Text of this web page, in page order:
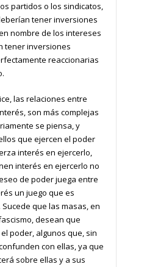
partidos o los sindicatos,
tener inversiones
nombre de los intereses
tener inversiones
reaccionarias
las relaciones entre
son más complejas
se piensa, y
que ejercen el poder
interés en ejercerlo,
interés en ejercerlo no
de poder juega entre
un juego que es
que las masas, en
desean que
poder, algunos que, sin
con ellas, ya que
sobre ellas y a sus